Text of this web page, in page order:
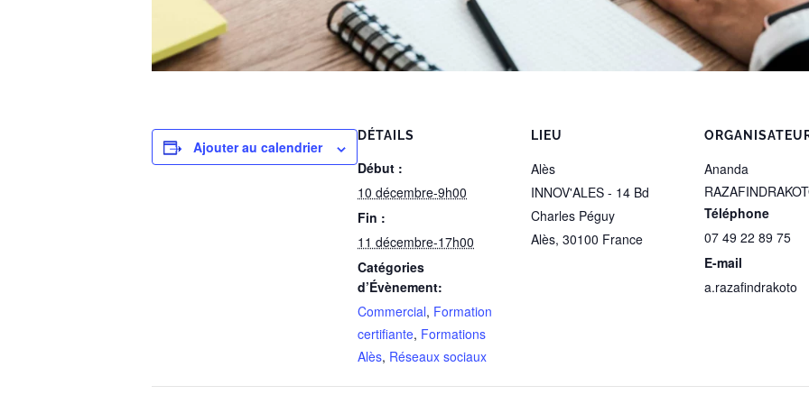
Ajouter au calendrier
DÉTAILS
Début :
10 décembre-9h00
Fin :
11 décembre-17h00
Catégories
d’Évènement:
Commercial, Formation
certifiante, Formations
Alès, Réseaux sociaux
LIEU
Alès
INNOV'ALES - 14 Bd
Charles Péguy
Alès, 30100 France
Ananda
Téléphone
07 49 22 89 75
E-mail
a.razafindrakoto